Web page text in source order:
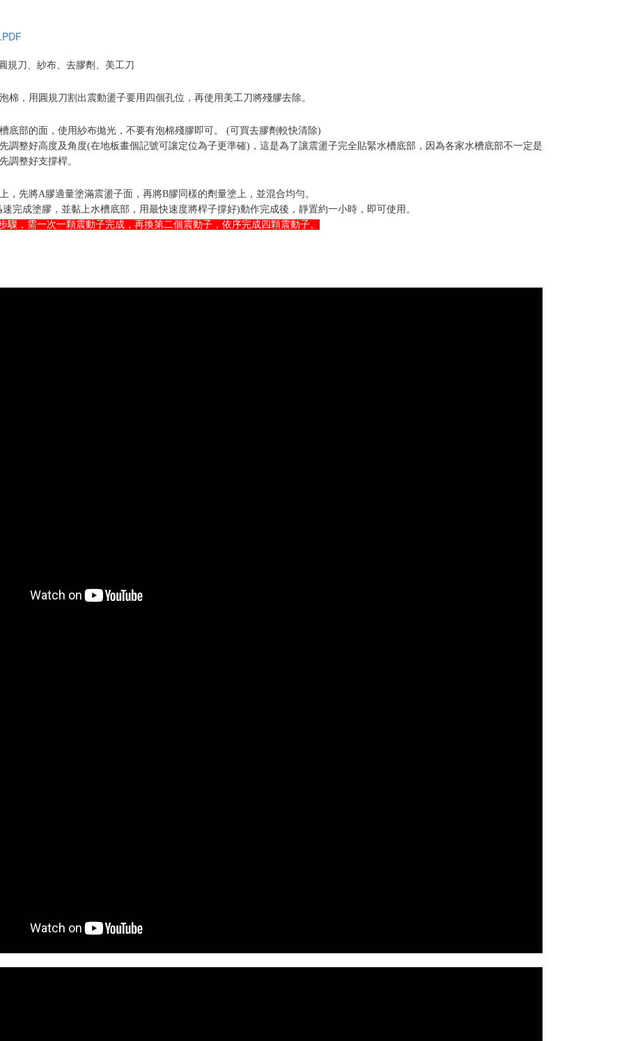
規刀、紗布、去膠劑、美工刀
泡棉，用圓規刀割出震動盪子要用四個孔位，再使用美工刀將殘膠去除。
底部的面，使用紗布拋光，不要有泡棉殘膠即可。 (可買去膠劑較快清除)
調整好高度及角度(在地板畫個記號可讓定位為子更準確)，這是為了讓震盪子完全貼緊水槽底部，因為各家水槽底部不一定是
調整好支撐桿。
，先將A膠適量塗滿震盪子面，再將B膠同樣的劑量塗上，並混合均勻。